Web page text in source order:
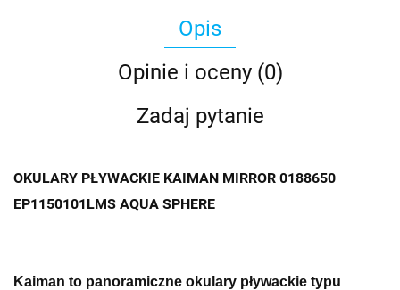
Opis
Opinie i oceny (0)
Zadaj pytanie
OKULARY PŁYWACKIE KAIMAN MIRROR 0188650
EP1150101LMS AQUA SPHERE
Kaiman to panoramiczne okulary pływackie typu